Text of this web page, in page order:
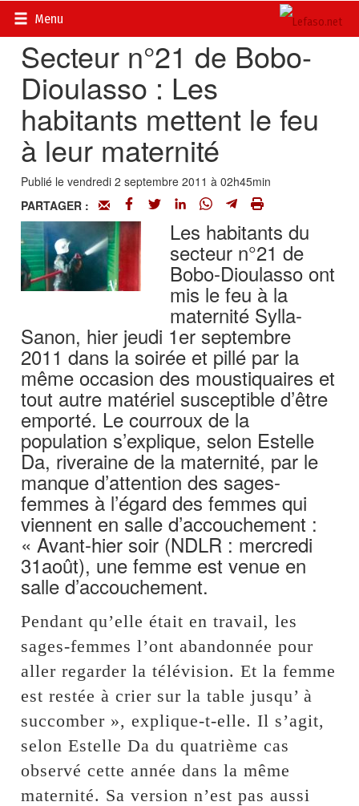
Menu
Accueil>
Secteur n°21 de Bobo-
Dioulasso : Les
habitants mettent le feu
à leur maternité
Publié le vendredi 2 septembre 2011 à 02h45min
PARTAGER :
Les habitants du
secteur n°21 de
Bobo-Dioulasso ont
mis le feu à la
maternité Sylla-
Sanon, hier jeudi 1er septembre
2011 dans la soirée et pillé par la
même occasion des moustiquaires et
tout autre matériel susceptible d’être
emporté. Le courroux de la
population s’explique, selon Estelle
Da, riveraine de la maternité, par le
manque d’attention des sages-
femmes à l’égard des femmes qui
viennent en salle d’accouchement :
« Avant-hier soir (NDLR : mercredi
31août), une femme est venue en
salle d’accouchement.
Pendant qu’elle était en travail, les
sages-femmes l’ont abandonnée pour
aller regarder la télévision. Et la femme
est restée à crier sur la table jusqu’ à
succomber », explique-t-elle. Il s’agit,
selon Estelle Da du quatrième cas
observé cette année dans la même
maternité. Sa version n’est pas aussi